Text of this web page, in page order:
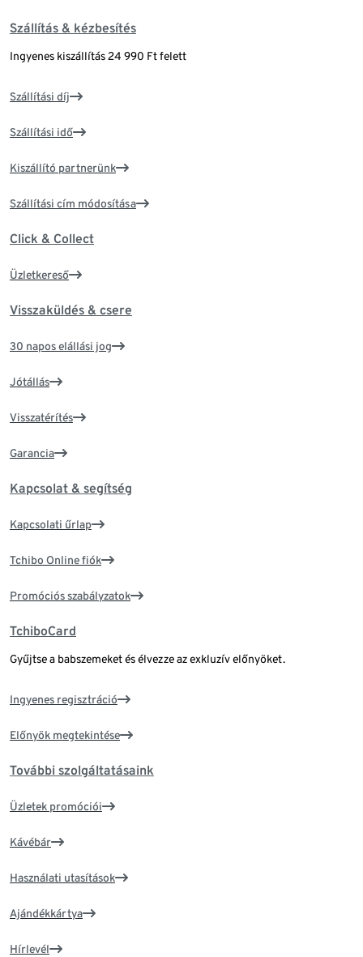
Szállítás & kézbesítés
Ingyenes kiszállítás 24 990 Ft felett
Szállítási díj
Szállítási idő
Kiszállító partnerünk
Szállítási cím módosítása
Click & Collect
Üzletkereső
Visszaküldés & csere
30 napos elállási jog
Jótállás
Visszatérítés
Garancia
Kapcsolat & segítség
Kapcsolati űrlap
Tchibo Online fiók
Promóciós szabályzatok
TchiboCard
Gyűjtse a babszemeket és élvezze az exkluzív előnyöket.
Ingyenes regisztráció
Előnyök megtekintése
További szolgáltatásaink
Üzletek promóciói
Kávébár
Használati utasítások
Ajándékkártya
Hírlevél